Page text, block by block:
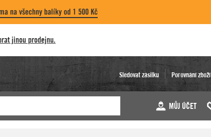
na všechny balíky od 1 500 Kč
jinou prodejnu.
Sledovat zásilku Porovnání zboží
MŮJ ÚČET